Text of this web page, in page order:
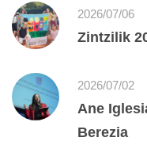
2026/07/06
Zintzilik
2026/07/02
Ane
Berezia